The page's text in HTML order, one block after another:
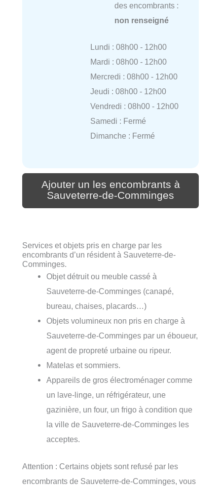
des encombrants :
non renseigné
Lundi : 08h00 - 12h00
Mardi : 08h00 - 12h00
Mercredi : 08h00 - 12h00
Jeudi : 08h00 - 12h00
Vendredi : 08h00 - 12h00
Samedi : Fermé
Dimanche : Fermé
Ajouter un les encombrants à
Sauveterre-de-Comminges
Services et objets pris en charge par les
encombrants d’un résident à Sauveterre-de-
Comminges.
Objet détruit ou meuble cassé à
Sauveterre-de-Comminges (canapé,
bureau, chaises, placards…)
Objets volumineux non pris en charge à
Sauveterre-de-Comminges par un éboueur,
agent de propreté urbaine ou ripeur.
Matelas et sommiers.
Appareils de gros électroménager comme
un lave-linge, un réfrigérateur, une
gazinière, un four, un frigo à condition que
la ville de Sauveterre-de-Comminges les
acceptes.
Attention : Certains objets sont refusé par les
encombrants de Sauveterre-de-Comminges, vous